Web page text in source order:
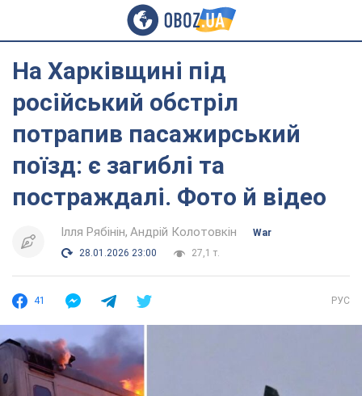
На Харківщині під
російський обстріл
потрапив пасажирський
поїзд: є загиблі та
постраждалі. Фото й відео
Ілля Рябінін Андрій Колотовкін
War
28.01.2026 23:00
27,1 т.
41 РУС